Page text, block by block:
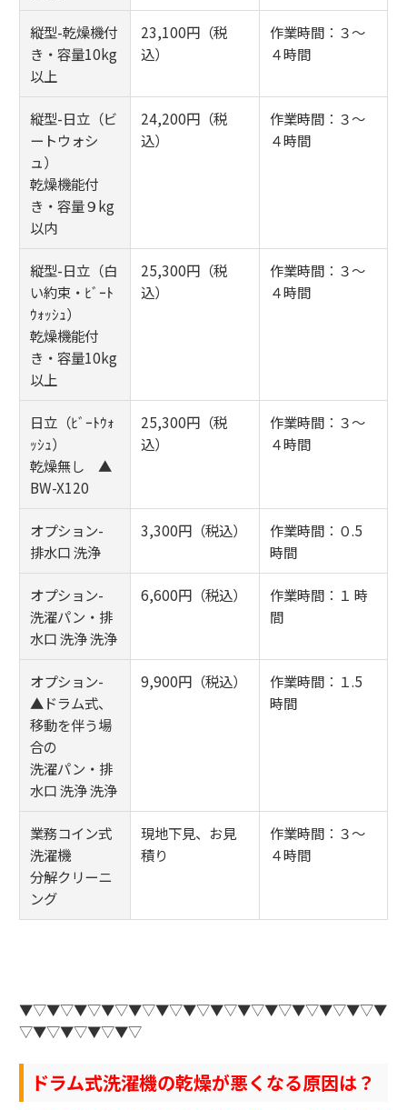
縦型-乾燥機付
き・容量10kg
以上
23,100円（税
込）
作業時間：３～
４時間
縦型-日立（ビ
ートウォシ
ュ）
乾燥機能付
き・容量９kg
以内
24,200円（税
込）
作業時間：３～
４時間
縦型-日立（白
い約束・ﾋﾞｰﾄ
ｳｫｯｼｭ）
乾燥機能付
き・容量10kg
以上
25,300円（税
込）
作業時間：３～
４時間
日立（ﾋﾞｰﾄｳｫ
ｯｼｭ）
乾燥無し ▲
BW-X120
25,300円（税
込）
作業時間：３～
４時間
オプション-
排水口 洗浄
3,300円（税込）
作業時間：０.5
時間
オプション-
洗濯パン・排
水口 洗浄 洗浄
6,600円（税込）
作業時間：１ 時
間
オプション-
▲ドラム式、
移動を伴う場
合の
洗濯パン・排
水口 洗浄 洗浄
9,900円（税込）
作業時間：１.5
時間
業務コイン式
洗濯機
分解クリーニ
ング
現地下見、お見
積り
作業時間：３～
４時間
▼▽▼▽▼▽▼▽▼▽▼▽▼▽▼▽▼▽▼▽▼▽▼▽▼▽▼
▽▼▽▼▽▼▽▼▽
ドラム式洗濯機の乾燥が悪くなる原因は？